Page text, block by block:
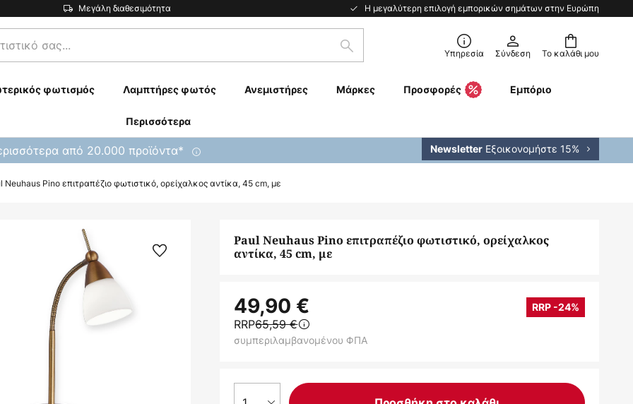
Μεγάλη διαθεσιμότητα Η μεγαλύτερη επιλογή εμπορικών σημάτων στην Ευρώπη
Το καλάθι μου
Αναζήτηση Υπηρεσία Σύνδεση
φωτισμός Λαμπτήρες φωτός Ανεμιστήρες Μάρκες Προσφορές Εμπόριο
Περισσότερα
από 20.000 προϊόντα* Newsletter Εξοικονομήστε 15%
Neuhaus Pino επιτραπέζιο φωτιστικό, ορείχαλκος αντίκα, 45 cm, με
Paul Neuhaus Pino επιτραπέζιο φωτιστικό, ορείχαλκος
αντίκα, 45 cm, με
49,90 € RRP -24%
RRP65,59 €
συμπεριλαμβανομένου ΦΠΑ